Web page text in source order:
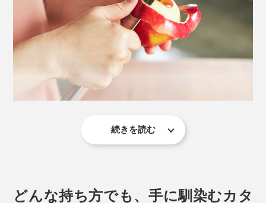
れ・欠けにくさ）、優れた耐腐食性（サビにくさ）へと
さらに向上させるため、エディションナイフ専用に調合
しているのです。
刃渡り12cmとユーティリティナイフよりもさらに小さ
包丁を入れたりといった場面でも活躍します。
続きを読む
どんな持ち方でも、手に馴染むカタ